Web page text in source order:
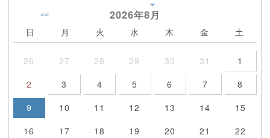
2026年8月
<<
日 月 火 水 木 金 土
26 27 28 29 30 31
1
2
3 4 5 6 7
8
9
10 11 12 13 14
15
16
17 18 19 20 21
22